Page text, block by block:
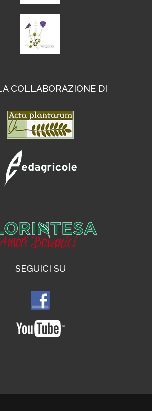
COLLABORAZIONE DI
SEGUICI SU